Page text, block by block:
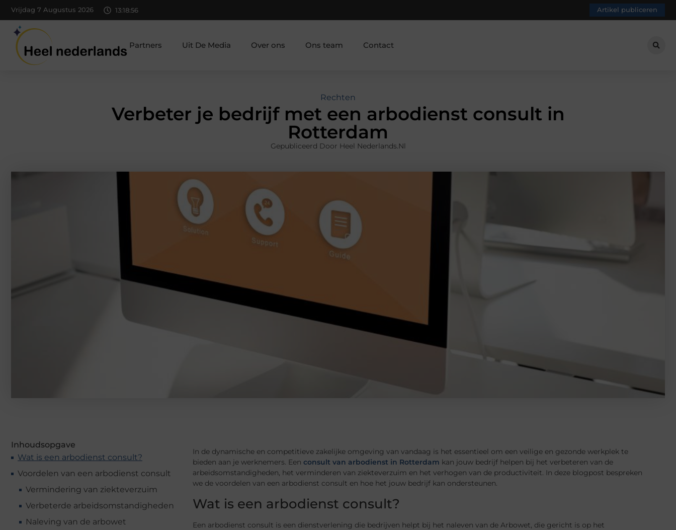
Vrijdag 7 Augustus 2026 13:18:57 Artikel publiceren
Partners Uit De Media Over ons Ons team Contact
Rechten
Verbeter je bedrijf met een arbodienst consult in
Rotterdam
Gepubliceerd Door Heel Nederlands.nl
Inhoudsopgave
Wat is een arbodienst consult?
Voordelen van een arbodienst consult
Vermindering van ziekteverzuim
Verbeterde arbeidsomstandigheden
Naleving van de arbowet
In de dynamische en competitieve zakelijke omgeving van vandaag is het essentieel om een veilige en gezonde werkplek te
bieden aan je werknemers. Een consult van arbodienst in Rotterdam kan jouw bedrijf helpen bij het verbeteren van de
arbeidsomstandigheden, het verminderen van ziekteverzuim en het verhogen van de productiviteit. In deze blogpost bespreken
we de voordelen van een arbodienst consult en hoe het jouw bedrijf kan ondersteunen.
Wat is een arbodienst consult?
Een arbodienst consult is een dienstverlening die bedrijven helpt bij het naleven van de Arbowet, die gericht is op het